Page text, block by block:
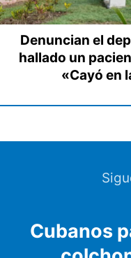
Denuncian el
hallado un
«Cayó en